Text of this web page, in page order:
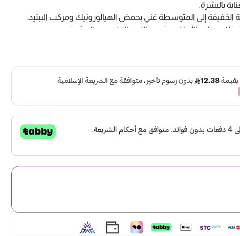
بالبشرة.
الخفيفة إلى المتوسطة غني بحمض الهيالورونيك ومركب الببتيد،
مع إعطائها لمسة من اللون الطبيعي والمشرق.
عناء.
تطبيقًا دقيقًا ومحكمًا.
والمشرق الذي يطمس العيوب.
لتغطية قابلة للبناء.
الترطيب والببتيدات المحفزة للكولاجين.
باستخدام فرشاة، أو بأصابعك، أو باستخدام اسفنجة المزج.